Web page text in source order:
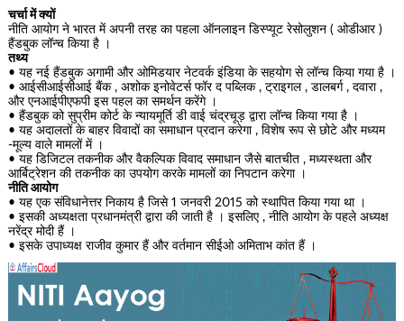
चर्चा में क्यों
नीति आयोग ने भारत में अपनी तरह का पहला ऑनलाइन डिस्प्यूट रेसोलुशन ( ओडीआर )
हैंडबुक लॉन्च किया है ।
तथ्य
• यह नई हैंडबुक अगामी और ओमिडयार नेटवर्क इंडिया के सहयोग से लॉन्च किया गया है ।
• आईसीआईसीआई बैंक , अशोक इनोवेटर्स फॉर द पब्लिक , ट्राइगल , डालबर्ग , दवारा ,
और एनआईपीएफपी इस पहल का समर्थन करेंगे ।
• हैंडबुक को सुप्रीम कोर्ट के न्यायमूर्ति डी वाई चंद्रचूड़ द्वारा लॉन्च किया गया है ।
• यह अदालतों के बाहर विवादों का समाधान प्रदान करेगा , विशेष रूप से छोटे और मध्यम
-मूल्य वाले मामलों में ।
• यह डिजिटल तकनीक और वैकल्पिक विवाद समाधान जैसे बातचीत , मध्यस्थता और
आर्बिट्रेशन की तकनीक का उपयोग करके मामलों का निपटान करेगा ।
नीति आयोग
• यह एक संविधानेत्तर निकाय है जिसे 1 जनवरी 2015 को स्थापित किया गया था ।
• इसकी अध्यक्षता प्रधानमंत्री द्वारा की जाती है । इसलिए , नीति आयोग के पहले अध्यक्ष
नरेंद्र मोदी हैं ।
• इसके उपाध्यक्ष राजीव कुमार हैं और वर्तमान सीईओ अमिताभ कांत हैं ।